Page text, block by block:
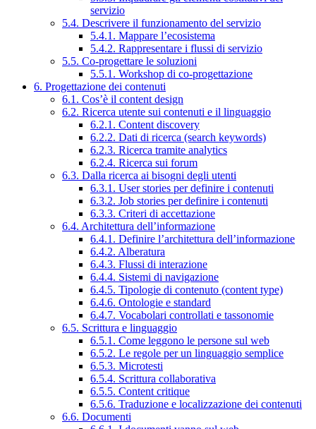
servizio
5.4. Descrivere il funzionamento del servizio
5.4.1. Mappare l’ecosistema
5.4.2. Rappresentare i flussi di servizio
5.5. Co-progettare le soluzioni
5.5.1. Workshop di co-progettazione
6. Progettazione dei contenuti
6.1. Cos’è il content design
6.2. Ricerca utente sui contenuti e il linguaggio
6.2.1. Content discovery
6.2.2. Dati di ricerca (search keywords)
6.2.3. Ricerca tramite analytics
6.2.4. Ricerca sui forum
6.3. Dalla ricerca ai bisogni degli utenti
6.3.1. User stories per definire i contenuti
6.3.2. Job stories per definire i contenuti
6.3.3. Criteri di accettazione
6.4. Architettura dell’informazione
6.4.1. Definire l’architettura dell’informazione
6.4.2. Alberatura
6.4.3. Flussi di interazione
6.4.4. Sistemi di navigazione
6.4.5. Tipologie di contenuto (content type)
6.4.6. Ontologie e standard
6.4.7. Vocabolari controllati e tassonomie
6.5. Scrittura e linguaggio
6.5.1. Come leggono le persone sul web
6.5.2. Le regole per un linguaggio semplice
6.5.3. Microtesti
6.5.4. Scrittura collaborativa
6.5.5. Content critique
6.5.6. Traduzione e localizzazione dei contenuti
6.6. Documenti